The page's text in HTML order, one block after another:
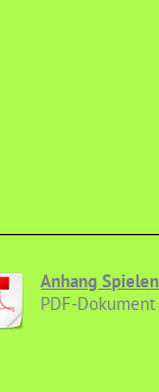
Anhang
PDF-